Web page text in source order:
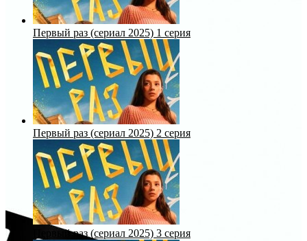
Первый раз (сериал 2025) 1 серия
Первый раз (сериал 2025) 2 серия
Первый раз (сериал 2025) 3 серия